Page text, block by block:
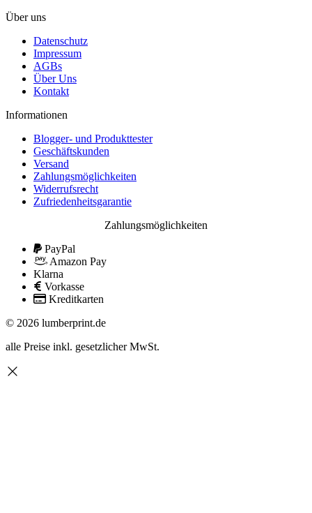
Über uns
Datenschutz
Impressum
AGBs
Über Uns
Kontakt
Informationen
Blogger- und Produkttester
Geschäftskunden
Versand
Zahlungsmöglichkeiten
Widerrufsrecht
Zufriedenheitsgarantie
Zahlungsmöglichkeiten
PayPal
Amazon Pay
Klarna
Vorkasse
Kreditkarten
© 2026 lumberprint.de
alle Preise inkl. gesetzlicher MwSt.